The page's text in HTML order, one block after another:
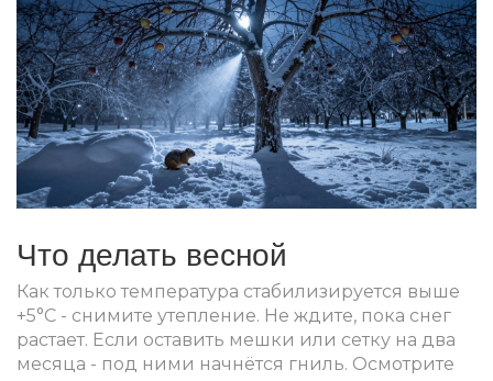
Что делать весной
Как только температура стабилизируется выше
+5°C - снимите утепление. Не ждите, пока снег
растает. Если оставить мешки или сетку на два
месяца - под ними начнётся гниль. Осмотрите